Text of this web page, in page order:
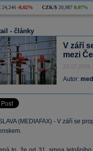
24,246 -0,02% CZK/$ 20,987 0,07%
- články
V září
mezi
23.07.2009
Autor:
(MEDIAFAX) - V září se